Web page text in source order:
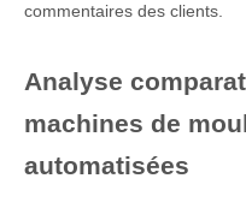
commentaires des clients.
Analyse
machines de
automatisées